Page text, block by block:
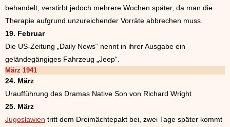
behandelt, verstirbt jedoch mehrere Wochen später, da man die
Therapie aufgrund unzureichender Vorräte abbrechen muss.
19. Februar
Die US-Zeitung „Daily News“ nennt in ihrer Ausgabe ein
geländegängiges Fahrzeug „Jeep“.
März 1941
24. März
Uraufführung des Dramas Native Son von Richard Wright
25. März
Jugoslawien tritt dem Dreimächtepakt bei, zwei Tage später kommt